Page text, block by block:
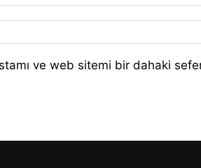
ve web sitemi bir dahaki